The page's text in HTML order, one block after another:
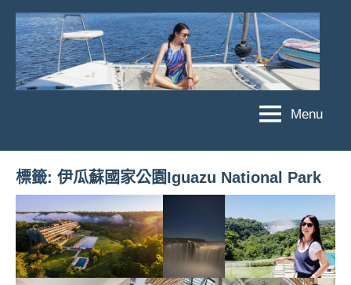
Skip
content
菲
亞
JEFFIA
FANG
亞
娃
粉
絲
團、
主
Menu
標籤: 伊瓜蘇國家公園Iguazu National Park